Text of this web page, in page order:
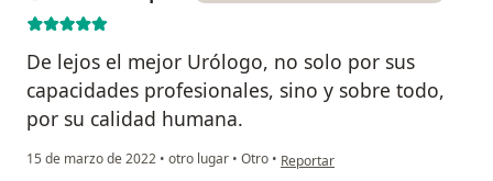
De lejos el mejor Urólogo, no solo por sus
capacidades profesionales, sino y sobre todo,
por su calidad humana.
15 de marzo de 2022 • otro lugar • Otro • en opinión del usuario Carlos
Reportar